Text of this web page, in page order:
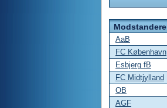
Modstandere
AaB
FC København
Esbjerg fB
FC Midtjylland
OB
AGF